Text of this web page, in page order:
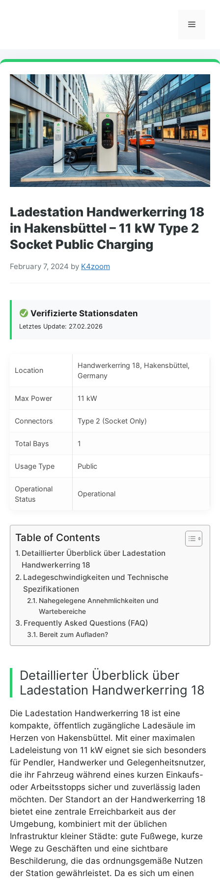
Menu
Ladestation Handwerkerring 18
in Hakensbüttel – 11 kW Type 2
Socket Public Charging
February 7, 2024 by K4zoom
Verifizierte Stationsdaten
Letztes Update: 27.02.2026
Location
Handwerkerring 18, Hakensbüttel,
Germany
Max Power 11 kW
Connectors Type 2 (Socket Only)
Total Bays 1
Usage Type Public
Operational
Status
Operational
Table of Contents
Detaillierter Überblick über Ladestation
Handwerkerring 18
Ladegeschwindigkeiten und Technische
Spezifikationen
Nahegelegene Annehmlichkeiten und
Wartebereiche
Frequently Asked Questions (FAQ)
Bereit zum Aufladen?
Detaillierter Überblick über
Ladestation Handwerkerring 18
Die Ladestation Handwerkerring 18 ist eine
kompakte, öffentlich zugängliche Ladesäule im
Herzen von Hakensbüttel. Mit einer maximalen
Ladeleistung von 11 kW eignet sie sich besonders
für Pendler, Handwerker und Gelegenheitsnutzer,
die ihr Fahrzeug während eines kurzen Einkaufs-
oder Arbeitsstopps sicher und zuverlässig laden
möchten. Der Standort an der Handwerkerring 18
bietet eine zentrale Erreichbarkeit aus der
Umgebung, kombiniert mit der üblichen
Infrastruktur kleiner Städte: gute Fußwege, kurze
Wege zu Geschäften und eine sichtbare
Beschilderung, die das ordnungsgemäße Nutzen
der Station gewährleistet. Da es sich um einen